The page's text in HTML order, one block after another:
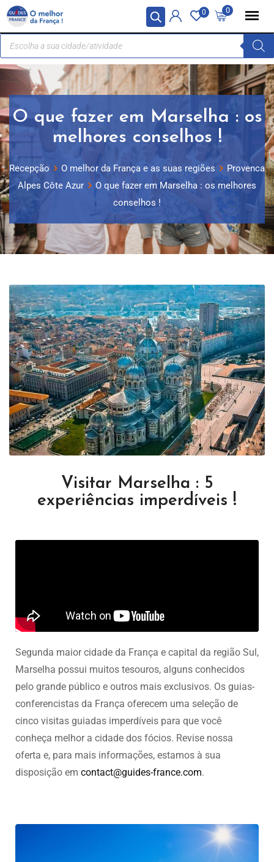
Painel de Gerenciamento de Cookies 0
0
O que fazer em Marselha : os
melhores conselhos !
Recepção O melhor da França e as suas regiões
Provenca
Alpes Côte Azur
O que fazer em Marselha : os melhores
conselhos !
Visitar Marselha : 5
experiências imperdíveis !
Segunda maior cidade da França e capital da região Sul,
Marselha possui muitos tesouros, alguns conhecidos
pelo grande público e outros mais exclusivos. Os guias-
conferencistas da França oferecem uma seleção de
cinco visitas guiadas imperdíveis para que você
conheça melhor a cidade dos fócios. Revise nossa
oferta e, para mais informações, estamos à sua
disposição em contact@guides-france.com.